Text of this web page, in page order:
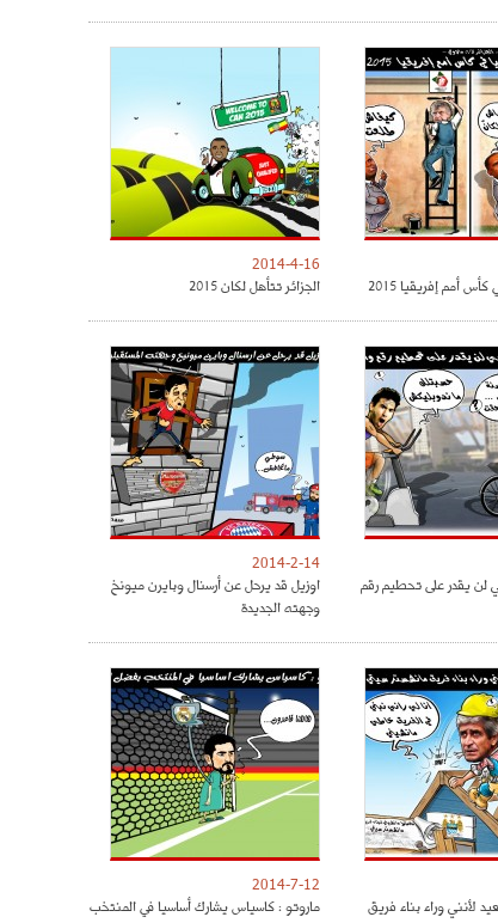
أمم إفريقيا 2015
2014-4-16
الجزائر تتأهل لكان 2015
لن يقدر على تحطيم رقم
2014-2-14
اوزيل قد يرحل عن أرسنال وبايرن ميونخ
وجهته الجديدة
لأنني وراء بناء فريق
2014-7-12
ماروتو : كاسياس يشارك أساسيا في المنتخب